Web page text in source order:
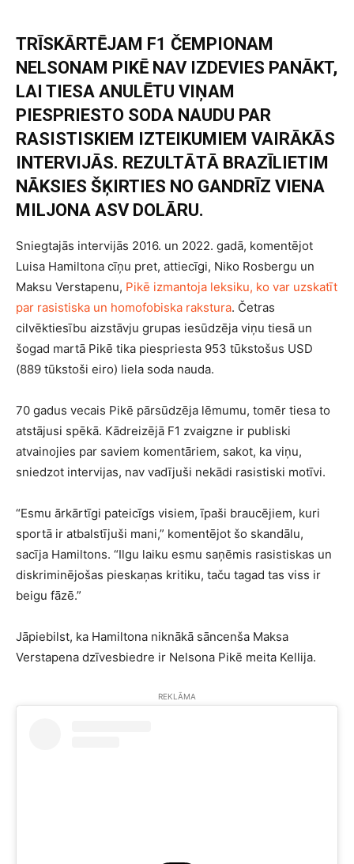
TRĪSKĀRTĒJAM F1 ČEMPIONAM
NELSONAM PIKĒ NAV IZDEVIES PANĀKT,
LAI TIESA ANULĒTU VIŅAM
PIESPRIESTO SODA NAUDU PAR
RASISTISKIEM IZTEIKUMIEM VAIRĀKĀS
INTERVIJĀS. REZULTĀTĀ BRAZĪLIETIM
NĀKSIES ŠĶIRTIES NO GANDRĪZ VIENA
MILJONA ASV DOLĀRU.
Sniegtajās intervijās 2016. un 2022. gadā, komentējot
Luisa Hamiltona cīņu pret, attiecīgi, Niko Rosbergu un
Maksu Verstapenu, Pikē izmantoja leksiku, ko var uzskatīt
par rasistiska un homofobiska rakstura. Četras
cilvēktiesību aizstāvju grupas iesūdzēja viņu tiesā un
šogad martā Pikē tika piespriesta 953 tūkstošus USD
(889 tūkstoši eiro) liela soda nauda.
70 gadus vecais Pikē pārsūdzēja lēmumu, tomēr tiesa to
atstājusi spēkā. Kādreizējā F1 zvaigzne ir publiski
atvainojies par saviem komentāriem, sakot, ka viņu,
sniedzot intervijas, nav vadījuši nekādi rasistiski motīvi.
“Esmu ārkārtīgi pateicīgs visiem, īpaši braucējiem, kuri
sportā ir atbalstījuši mani,” komentējot šo skandālu,
sacīja Hamiltons. “Ilgu laiku esmu saņēmis rasistiskas un
diskriminējošas pieskaņas kritiku, taču tagad tas viss ir
beigu fāzē.”
Jāpiebilst, ka Hamiltona niknākā sāncenša Maksa
Verstapena dzīvesbiedre ir Nelsona Pikē meita Kellija.
REKLĀMA